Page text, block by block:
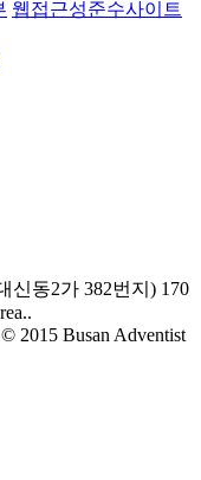
웹접근성준수사이트
신동2가 382번지) 170
© 2015 Busan Adventist